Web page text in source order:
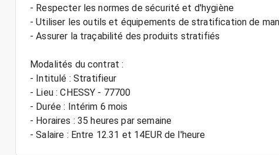
- Respecter les normes de sécurité et d'hygiène
- Utiliser les outils et équipements de stratification de
- Assurer la traçabilité des produits stratifiés
Modalités du contrat :
- Intitulé : Stratifieur
- Lieu : CHESSY - 77700
- Durée : Intérim 6 mois
- Horaires : 35 heures par semaine